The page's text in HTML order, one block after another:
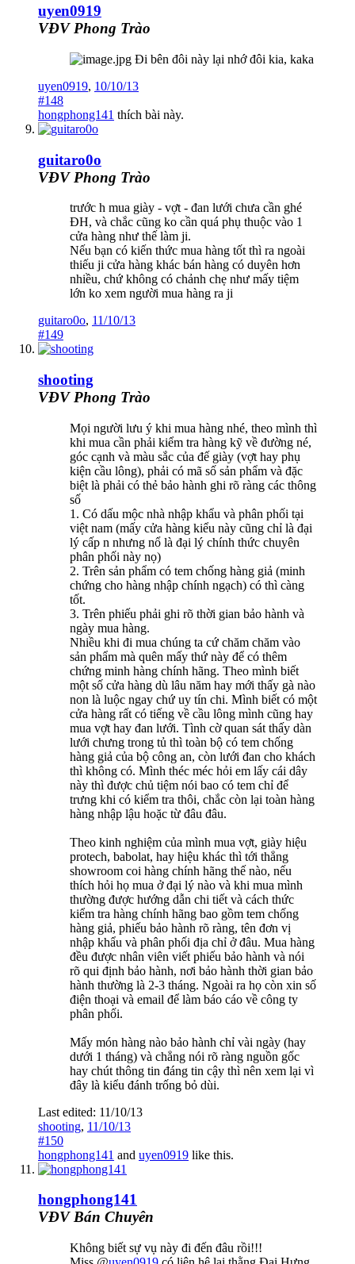
uyen0919
VĐV Phong Trào
Đi bên đôi này lại nhớ đôi kia, kaka
uyen0919, 10/10/13
#148
hongphong141 thích bài này.
guitaro0o
VĐV Phong Trào
trước h mua giày - vợt - đan lưới chưa cần ghé
ĐH, và chắc cũng ko cần quá phụ thuộc vào 1
cửa hàng như thế làm ji.
Nếu bạn có kiến thức mua hàng tốt thì ra ngoài
thiếu ji cửa hàng khác bán hàng có duyên hơn
nhiều, chứ không có chảnh chẹ như mấy tiệm
lớn ko xem người mua hàng ra ji
guitaro0o, 11/10/13
#149
shooting
VĐV Phong Trào
Mọi người lưu ý khi mua hàng nhé, theo mình thì
khi mua cần phải kiểm tra hàng kỹ về đường né,
góc cạnh và màu sắc của đế giày (vợt hay phụ
kiện cầu lông), phải có mã số sản phẩm và đặc
biệt là phải có thẻ bảo hành ghi rõ ràng các thông
số
1. Có dấu mộc nhà nhập khẩu và phân phối tại
việt nam (mấy cửa hàng kiểu này cũng chỉ là đại
lý cấp n nhưng nổ là đại lý chính thức chuyên
phân phối này nọ)
2. Trên sản phẩm có tem chống hàng giả (minh
chứng cho hàng nhập chính ngạch) có thì càng
tốt.
3. Trên phiếu phải ghi rõ thời gian bảo hành và
ngày mua hàng.
Nhiều khi đi mua chúng ta cứ chăm chăm vào
sản phẩm mà quên mấy thứ này để có thêm
chứng minh hàng chính hãng. Theo mình biết
một số cửa hàng dù lâu năm hay mới thấy gà nào
non là luộc ngay chứ uy tín chi. Mình biết có một
cửa hàng rất có tiếng về cầu lông mình cũng hay
mua vợt hay đan lưới. Tình cờ quan sát thấy dàn
lưới chưng trong tủ thì toàn bộ có tem chống
hàng giả của bộ công an, còn lưới đan cho khách
thì không có. Mình théc méc hỏi em lấy cái dây
này thì được chủ tiệm nói bao có tem chỉ để
trưng khi có kiểm tra thôi, chắc còn lại toàn hàng
hàng nhập lậu hoặc từ đâu đâu.
Theo kinh nghiệm của mình mua vợt, giày hiệu
protech, babolat, hay hiệu khác thì tới thẳng
showroom coi hàng chính hãng thế nào, nếu
thích hỏi họ mua ở đại lý nào và khi mua mình
thường được hướng dẫn chi tiết và cách thức
kiểm tra hàng chính hãng bao gồm tem chống
hàng giả, phiếu bảo hành rõ ràng, tên đơn vị
nhập khẩu và phân phối địa chỉ ở đâu. Mua hàng
đều được nhân viên viết phiếu bảo hành và nói
rõ qui định bảo hành, nơi bảo hành thời gian bảo
hành thường là 2-3 tháng. Ngoài ra họ còn xin số
điện thoại và email để làm báo cáo về công ty
phân phối.
Mấy món hàng nào bảo hành chỉ vài ngày (hay
dưới 1 tháng) và chẳng nói rõ ràng nguồn gốc
hay chút thông tin đáng tin cậy thì nên xem lại vì
đây là kiểu đánh trống bỏ dùi.
Last edited: 11/10/13
shooting, 11/10/13
#150
hongphong141 and uyen0919 like this.
hongphong141
VĐV Bán Chuyên
Không biết sự vụ này đi đến đâu rồi!!!